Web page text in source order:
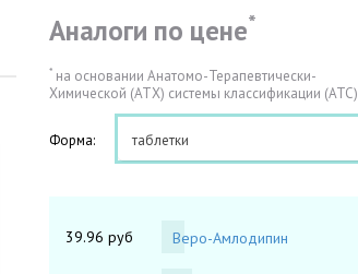
Аналоги по цене*
*на основании Анатомо-Терапевтически-
Химической (АТХ) системы классификации (АТС)
Форма: таблетки
39.96 руб Веро-Амлодипин